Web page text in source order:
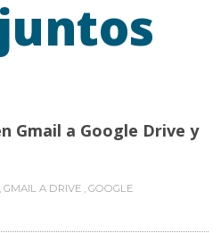
Gmail a Google Drive y
GMAIL A DRIVE, GOOGLE